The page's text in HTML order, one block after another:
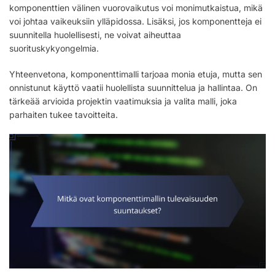
komponenttien välinen vuorovaikutus voi monimutkaistua, mikä
voi johtaa vaikeuksiin ylläpidossa. Lisäksi, jos komponentteja ei
suunnitella huolellisesti, ne voivat aiheuttaa
suorituskykyongelmia.
Yhteenvetona, komponenttimalli tarjoaa monia etuja, mutta sen
onnistunut käyttö vaatii huolellista suunnittelua ja hallintaa. On
tärkeää arvioida projektin vaatimuksia ja valita malli, joka
parhaiten tukee tavoitteita.